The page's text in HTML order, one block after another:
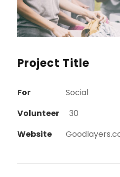
Project Title
For
Social
Volunteer
30
Website